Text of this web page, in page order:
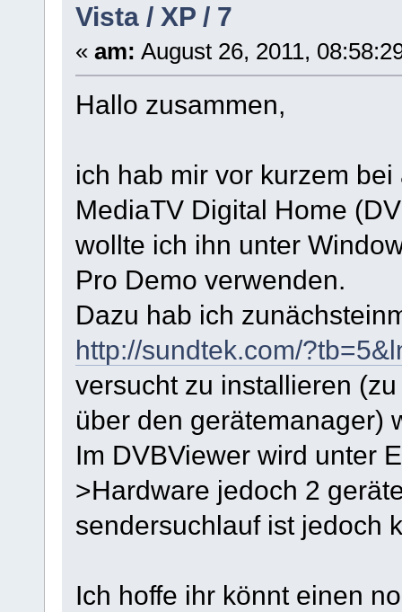
Vista / XP / 7
« am: August 26, 2011,
Hallo zusammen,
ich hab mir vor kurzem
MediaTV Digital Home
wollte ich ihn unter
Pro Demo verwenden.
Dazu hab ich
http://sundtek.com/
versucht zu installieren
über den gerätemanager)
Im DVBViewer wird unter
>Hardware jedoch 2
sendersuchlauf ist jedoch
Ich hoffe ihr könnt einen